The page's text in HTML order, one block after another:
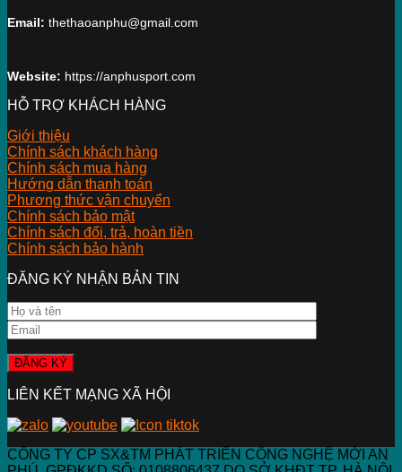
Email: thethaoanphu@gmail.com
Website: https://anphusport.com
HỖ TRỢ KHÁCH HÀNG
Giới thiệu
Chính sách khách hàng
Chính sách mua hàng
Hướng dẫn thanh toán
Phương thức vận chuyển
Chính sách bảo mật
Chính sách đổi, trả, hoàn tiền
Chính sách bảo hành
ĐĂNG KÝ NHẬN BẢN TIN
LIÊN KẾT MẠNG XÃ HỘI
CÔNG TY CP SX&TM PHÁT TRIỂN CÔNG NGHỆ MỚI AN